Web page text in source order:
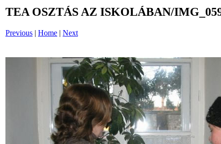
TEA OSZTÁS AZ ISKOLÁBAN/
Previous | Home | Next